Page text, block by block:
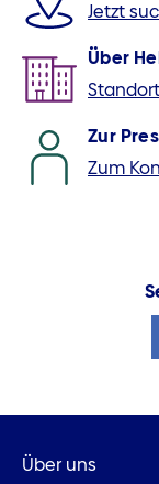
Jetzt
Über
Zur
Zum
Über uns